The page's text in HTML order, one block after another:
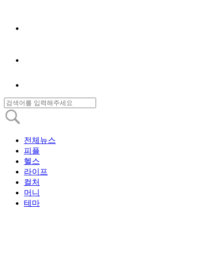
전체뉴스
피플
헬스
라이프
컬처
머니
테마